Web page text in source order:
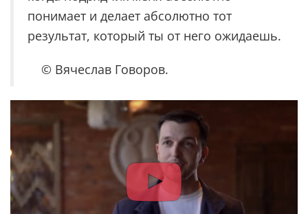
понимает и делает абсолютно тот
результат, который ты от него ожидаешь.
© Вячеслав Говоров.